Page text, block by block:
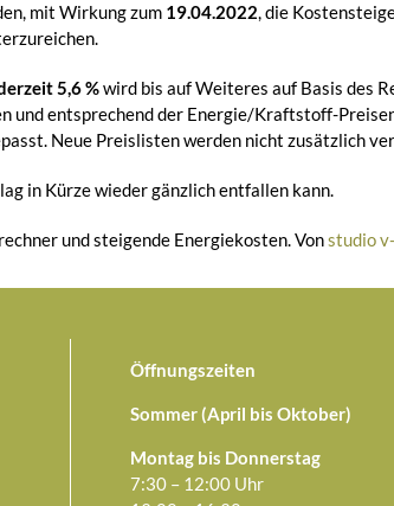
mit Wirkung zum 19.04.2022, die
5,6 %wird bis auf Weiteres auf Basis des
und entsprechend der Energie/Kraftstoff-
Neue Preislisten werden nicht zusätzlich
in Kürze wieder gänzlich entfallen kann.
und steigende Energiekosten.Vonstudio
Öffnungszeiten
Sommer (April bis Oktober)
Montag bis Donnerstag
7:30 – 12:00 Uhr